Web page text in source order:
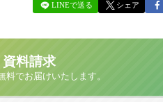
LINEで送る シェア
資料請求
料でお届けいたします。